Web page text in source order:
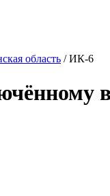
область / ИК-6